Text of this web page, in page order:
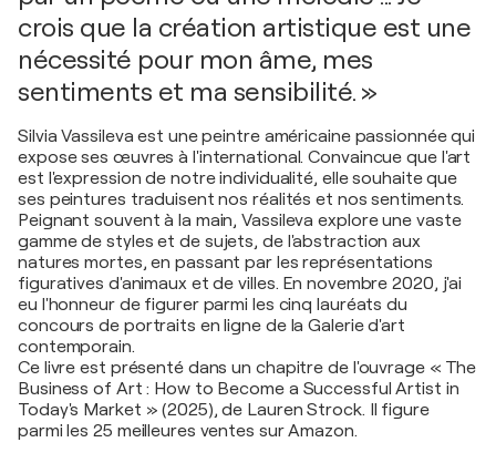
crois que la création artistique est une
nécessité pour mon âme, mes
sentiments et ma sensibilité. »
Silvia Vassileva est une peintre américaine passionnée qui
expose ses œuvres à l'international. Convaincue que l'art
est l'expression de notre individualité, elle souhaite que
ses peintures traduisent nos réalités et nos sentiments.
Peignant souvent à la main, Vassileva explore une vaste
gamme de styles et de sujets, de l'abstraction aux
natures mortes, en passant par les représentations
figuratives d'animaux et de villes. En novembre 2020, j'ai
eu l'honneur de figurer parmi les cinq lauréats du
concours de portraits en ligne de la Galerie d'art
contemporain.
Ce livre est présenté dans un chapitre de l'ouvrage « The
Business of Art : How to Become a Successful Artist in
Today's Market » (2025), de Lauren Strock. Il figure
parmi les 25 meilleures ventes sur Amazon.